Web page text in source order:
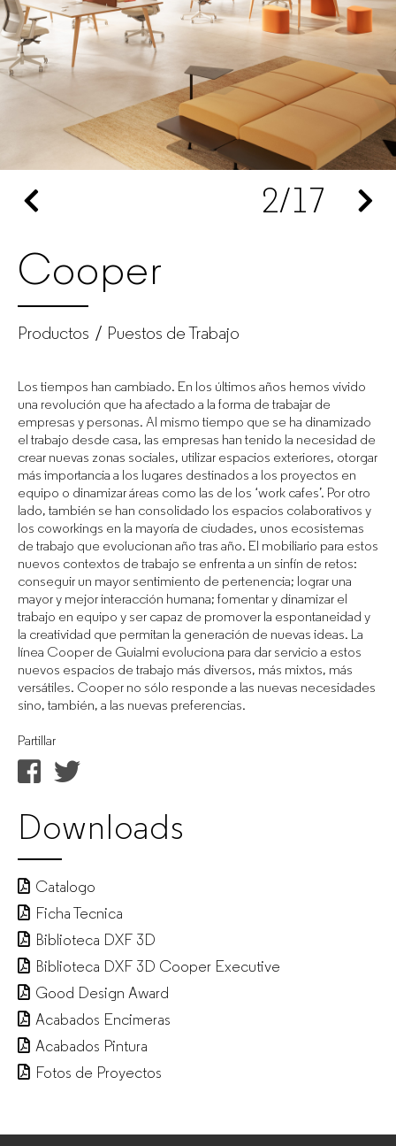
2/17
Cooper
Productos Puestos de Trabajo
Los tiempos han cambiado. En los últimos años hemos vivido
una revolución que ha afectado a la forma de trabajar de
empresas y personas. Al mismo tiempo que se ha dinamizado
el trabajo desde casa, las empresas han tenido la necesidad de
crear nuevas zonas sociales, utilizar espacios exteriores, otorgar
más importancia a los lugares destinados a los proyectos en
equipo o dinamizar áreas como las de los ‘work cafes’. Por otro
lado, también se han consolidado los espacios colaborativos y
los coworkings en la mayoría de ciudades, unos ecosistemas
de trabajo que evolucionan año tras año. El mobiliario para estos
nuevos contextos de trabajo se enfrenta a un sinfín de retos:
conseguir un mayor sentimiento de pertenencia; lograr una
mayor y mejor interacción humana; fomentar y dinamizar el
trabajo en equipo y ser capaz de promover la espontaneidad y
la creatividad que permitan la generación de nuevas ideas. La
línea Cooper de Guialmi evoluciona para dar servicio a estos
nuevos espacios de trabajo más diversos, más mixtos, más
versátiles. Cooper no sólo responde a las nuevas necesidades
sino, también, a las nuevas preferencias.
Partillar
Downloads
Catalogo
Ficha Tecnica
Biblioteca DXF 3D
Biblioteca DXF 3D Cooper Executive
Good Design Award
Acabados Encimeras
Acabados Pintura
Fotos de Proyectos